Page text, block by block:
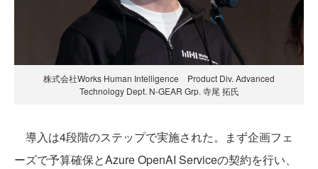
株式会社Works Human Intelligence Product Div. Advanced
Technology Dept. N-GEAR Grp. 寺尾 拓氏
導入は4段階のステップで実施された。まず企画フェ
ーズで予算確保とAzure OpenAI Serviceの契約を行い、